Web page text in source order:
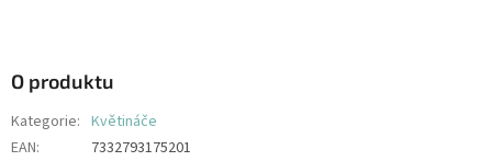
O produktu
Kategorie: Květináče
EAN:
7332793175201